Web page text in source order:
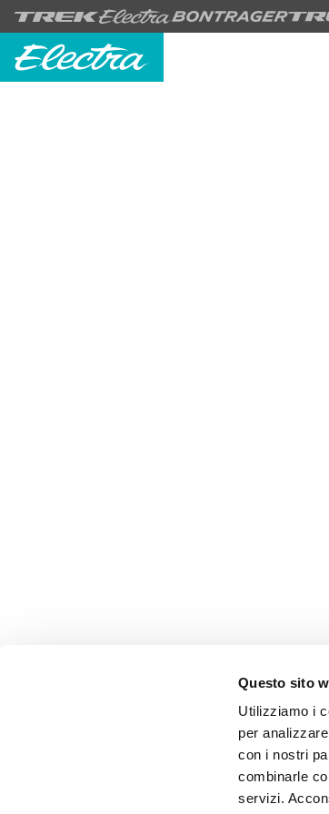
Questo sito
Utilizziamo i
per
con i nostri
combinarle
servizi.